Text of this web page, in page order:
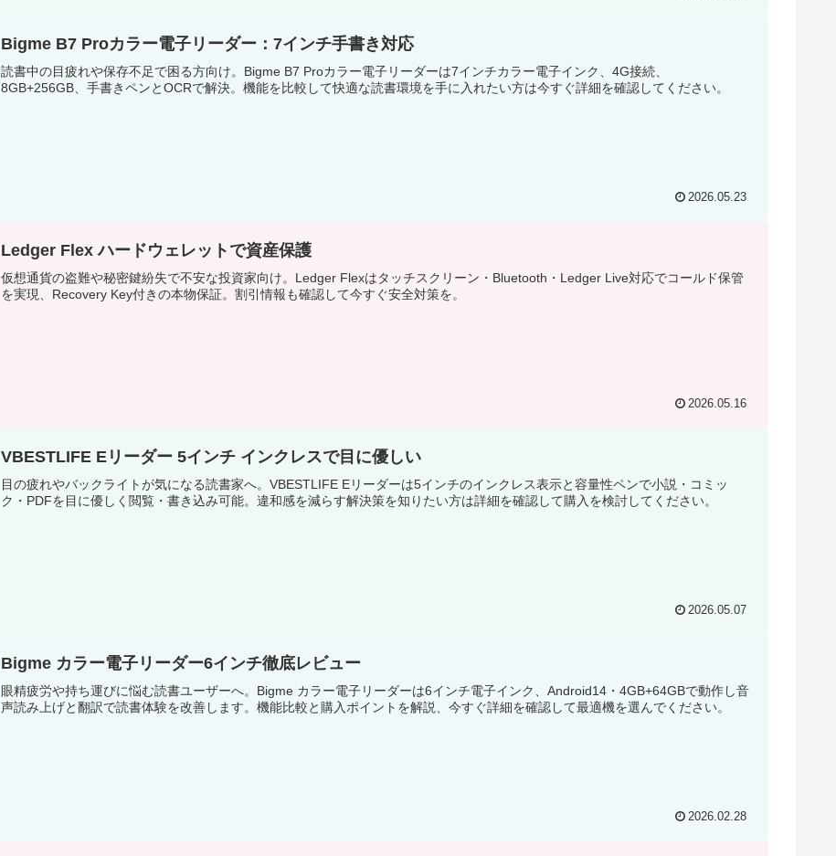
Bigme B7 Proカラー電子リーダー：7インチ手書き対応
読書中の目疲れや保存不足で困る方向け。Bigme B7 Proカラー電子リーダーは7インチカラー電子インク、4G接続、
8GB+256GB、手書きペンとOCRで解決。機能を比較して快適な読書環境を手に入れたい方は今すぐ詳細を確認してください。
2026.05.23
Ledger Flex ハードウェレットで資産保護
仮想通貨の盗難や秘密鍵紛失で不安な投資家向け。Ledger Flexはタッチスクリーン・Bluetooth・Ledger Live対応でコールド保管
を実現、Recovery Key付きの本物保証。割引情報も確認して今すぐ安全対策を。
2026.05.16
VBESTLIFE Eリーダー 5インチ インクレスで目に優しい
目の疲れやバックライトが気になる読書家へ。VBESTLIFE Eリーダーは5インチのインクレス表示と容量性ペンで小説・コミッ
ク・PDFを目に優しく閲覧・書き込み可能。違和感を減らす解決策を知りたい方は詳細を確認して購入を検討してください。
2026.05.07
Bigme カラー電子リーダー6インチ徹底レビュー
眼精疲労や持ち運びに悩む読書ユーザーへ。Bigme カラー電子リーダーは6インチ電子インク、Android14・4GB+64GBで動作し音
声読み上げと翻訳で読書体験を改善します。機能比較と購入ポイントを解説、今すぐ詳細を確認して最適機を選んでください。
2026.02.28